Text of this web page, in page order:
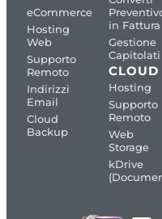
eCommerce
Hosting
Web
Supporto
Remoto
Indirizzi
Email
Cloud
Backup
in Fattura
Gestione
Capitolati
CLOUD
Hosting
Supporto
Remoto
Web
Storage
kDrive